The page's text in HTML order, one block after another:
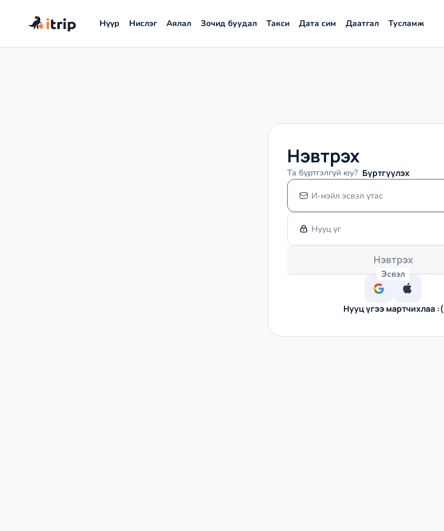
Нүүр Нислэг Аялал Зочид буудал Такси Дата сим Даатгал Тусламж
Нэвтрэх
Та бүртгэлгүй юу? Бүртгүүлэх
Нэвтрэх
Эсвэл
Нууц үгээ мартчихлаа :(